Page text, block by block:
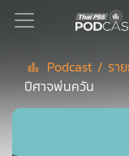
Podcast
Podcast / รา
ปีศาจพ่นควัน